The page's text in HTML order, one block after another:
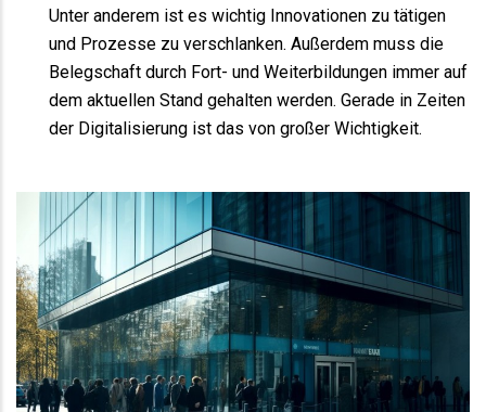
Unter anderem ist es wichtig Innovationen zu tätigen
und Prozesse zu verschlanken. Außerdem muss die
Belegschaft durch Fort- und Weiterbildungen immer auf
dem aktuellen Stand gehalten werden. Gerade in Zeiten
der Digitalisierung ist das von großer Wichtigkeit.